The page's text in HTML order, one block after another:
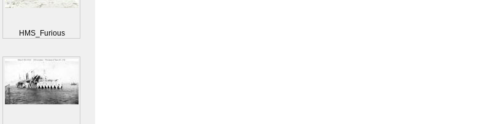
HMS_Furious